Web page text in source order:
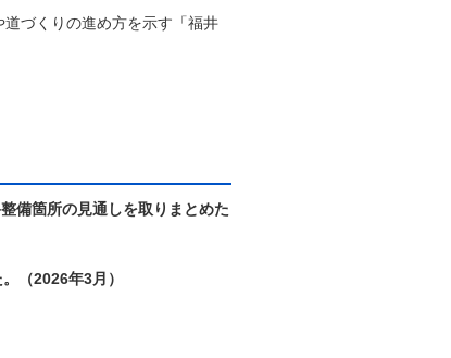
づくりの進め方を示す「福井
備箇所の見通しを取りまとめた
（2026年3月）